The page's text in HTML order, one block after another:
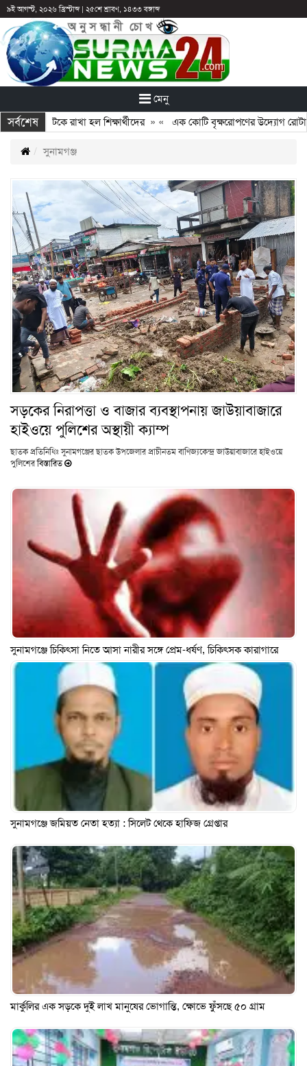
৯ই আগস্ট, ২০২৬ খ্রিস্টাব্দ| ২৫শে শ্রাবণ, ১৪৩৩ বঙ্গাব্দ
মেনু
সর্বশেষ
আটকে রাখা হল শিক্ষার্থীদের» «এক কোটি বৃক্ষরোপণের উদ্যোগ রোটারি
সুনামগঞ্জ
সড়কের নিরাপত্তা ও বাজার ব্যবস্থাপনায় জাউয়াবাজারে
হাইওয়ে পুলিশের অস্থায়ী ক্যাম্প
ছাতক প্রতি‌নি‌ধিঃ সুনামগঞ্জের ছাতক উপজেলার প্রাচীনতম বাণিজ্যকেন্দ্র জাউয়াবাজারে হাইওয়ে
পুলিশেরবিস্তারিত
সুনামগঞ্জে চিকিৎসা নিতে আসা নারীর সঙ্গে প্রেম-ধর্ষণ, চিকিৎসক কারাগারে
সুনামগঞ্জে জমিয়ত নেতা হত্যা : সিলেট থেকে হাফিজ গ্রেপ্তার
মার্কুলির এক সড়কে দুই লাখ মানুষের ভোগান্তি, ক্ষোভে ফুঁসছে ৫০ গ্রাম